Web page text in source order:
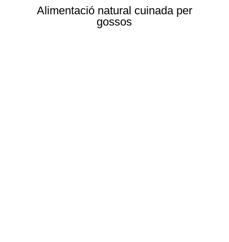
Alimentació natural cuinada per
gossos